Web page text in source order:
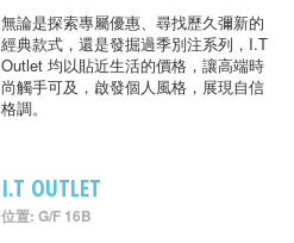
無論是探索專屬優惠、尋找歷久彌新的
經典款式，還是發掘過季別注系列，I.T
Outlet 均以貼近生活的價格，讓高端時
尚觸手可及，啟發個人風格，展現自信
格調。
I.T OUTLET
位置: G/F 16B